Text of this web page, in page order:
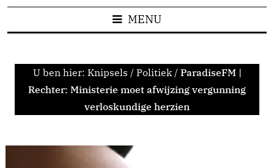
MENU
U ben hier: Knipsels / Politiek / ParadiseFM |
Rechter: Ministerie moet afwijzing vergunning
verloskundige herzien